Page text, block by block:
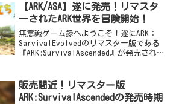
【ARK/ASA】遂に発売！リマスタ
ーされたARK世界を冒険開始！
無意識ゲーム録へようこそ！遂にARK：
SarvivalEvolvedのリマスター版である
『ARK:SurvivalAscended』が発売された
2023年10月26日だから、発...
販売間近！リマスター版
ARK:SurvivalAscendedの発売時期